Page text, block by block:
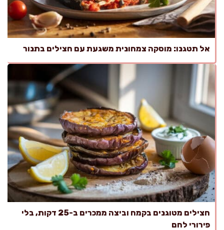
אל תטגנו: מוסקה צמחונית משגעת עם חצילים בתנור
חצילים מטוגנים בקמח וביצה ממכרים ב-25 דקות, בלי
פירורי לחם